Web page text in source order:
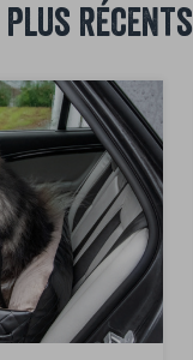
récents